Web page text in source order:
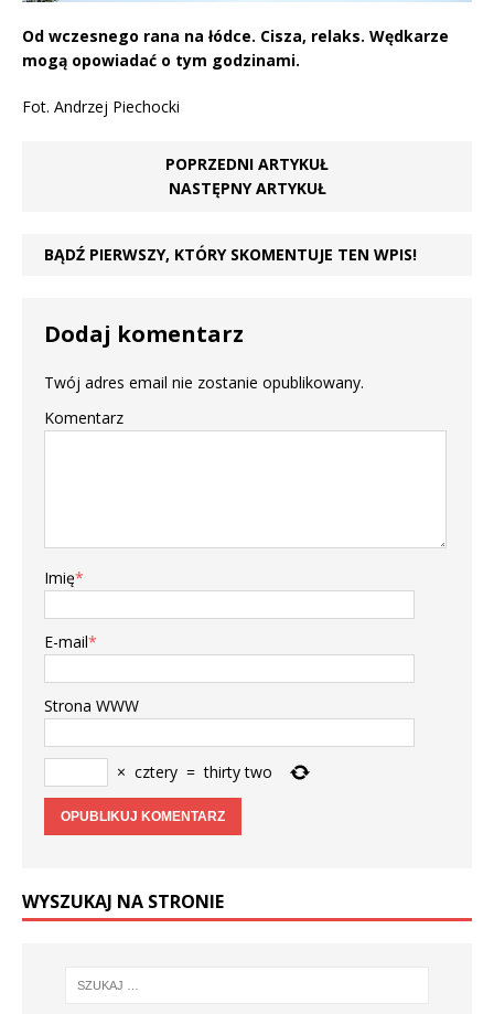
Od wczesnego rana na łódce. Cisza, relaks. Wędkarze
mogą opowiadać o tym godzinami.
Fot. Andrzej Piechocki
POPRZEDNI ARTYKUŁ
NASTĘPNY ARTYKUŁ
BĄDŹ PIERWSZY, KTÓRY SKOMENTUJE TEN WPIS!
Dodaj komentarz
Twój adres email nie zostanie opublikowany.
Komentarz
Imię*
E-mail*
Strona WWW
× cztery = thirty two
WYSZUKAJ NA STRONIE